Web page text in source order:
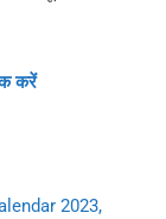
करें
2023,